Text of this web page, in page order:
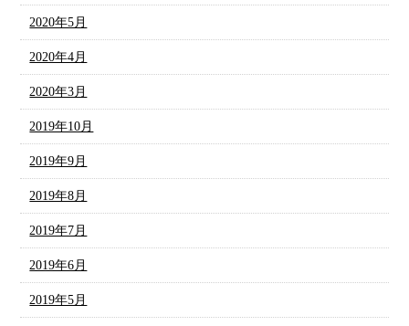
2020年5月
2020年4月
2020年3月
2019年10月
2019年9月
2019年8月
2019年7月
2019年6月
2019年5月